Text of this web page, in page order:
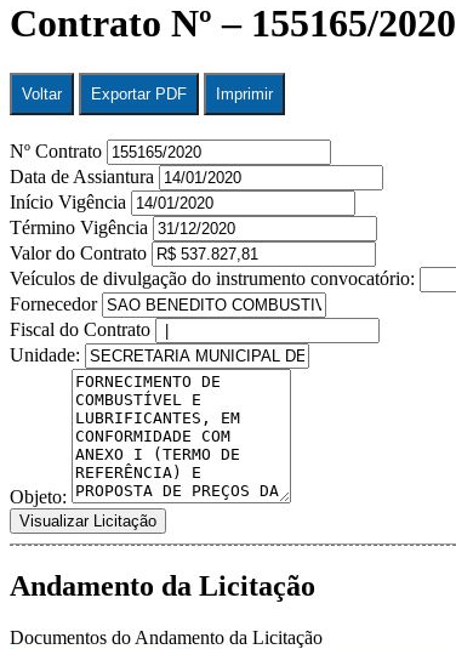
Contrato Nº – 155165/2020
Voltar Exportar PDF Imprimir
Nº Contrato
Data de Assiantura
Início Vigência
Término Vigência
Valor do Contrato
Veículos de divulgação do instrumento convocatório:
Fornecedor
Fiscal do Contrato
Unidade:
Objeto:
Visualizar Licitação
Andamento da Licitação
Documentos do Andamento da Licitação